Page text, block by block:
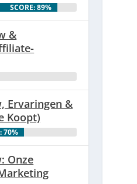
SCORE: 89%
&
Ervaringen &
Koopt)
70%
Onze